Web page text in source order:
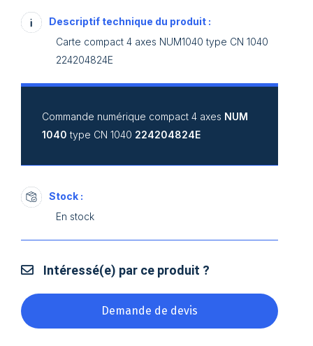
Descriptif technique du produit :
Carte compact 4 axes NUM1040 type CN 1040
224204824E
Commande numérique compact 4 axes NUM
1040 type CN 1040 224204824E
Stock :
En stock
Intéressé(e) par ce produit ?
Demande de devis